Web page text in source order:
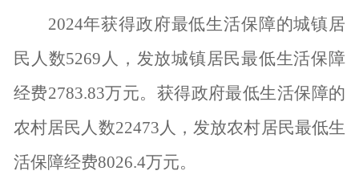
2024年获得政府最低生活保障的城镇居
民人数5269 人，发放城镇居民最低生活保障
经费2783.83万元。获得政府最低生活保障的
农村居民人数22473人，发放农村居民最低生
活保障经费8026.4万元。